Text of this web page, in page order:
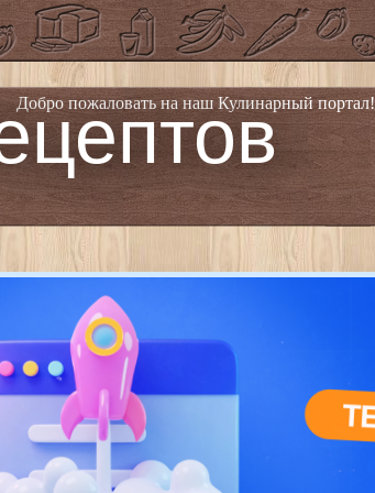
Добро пожаловать на наш Кулинарный портал!